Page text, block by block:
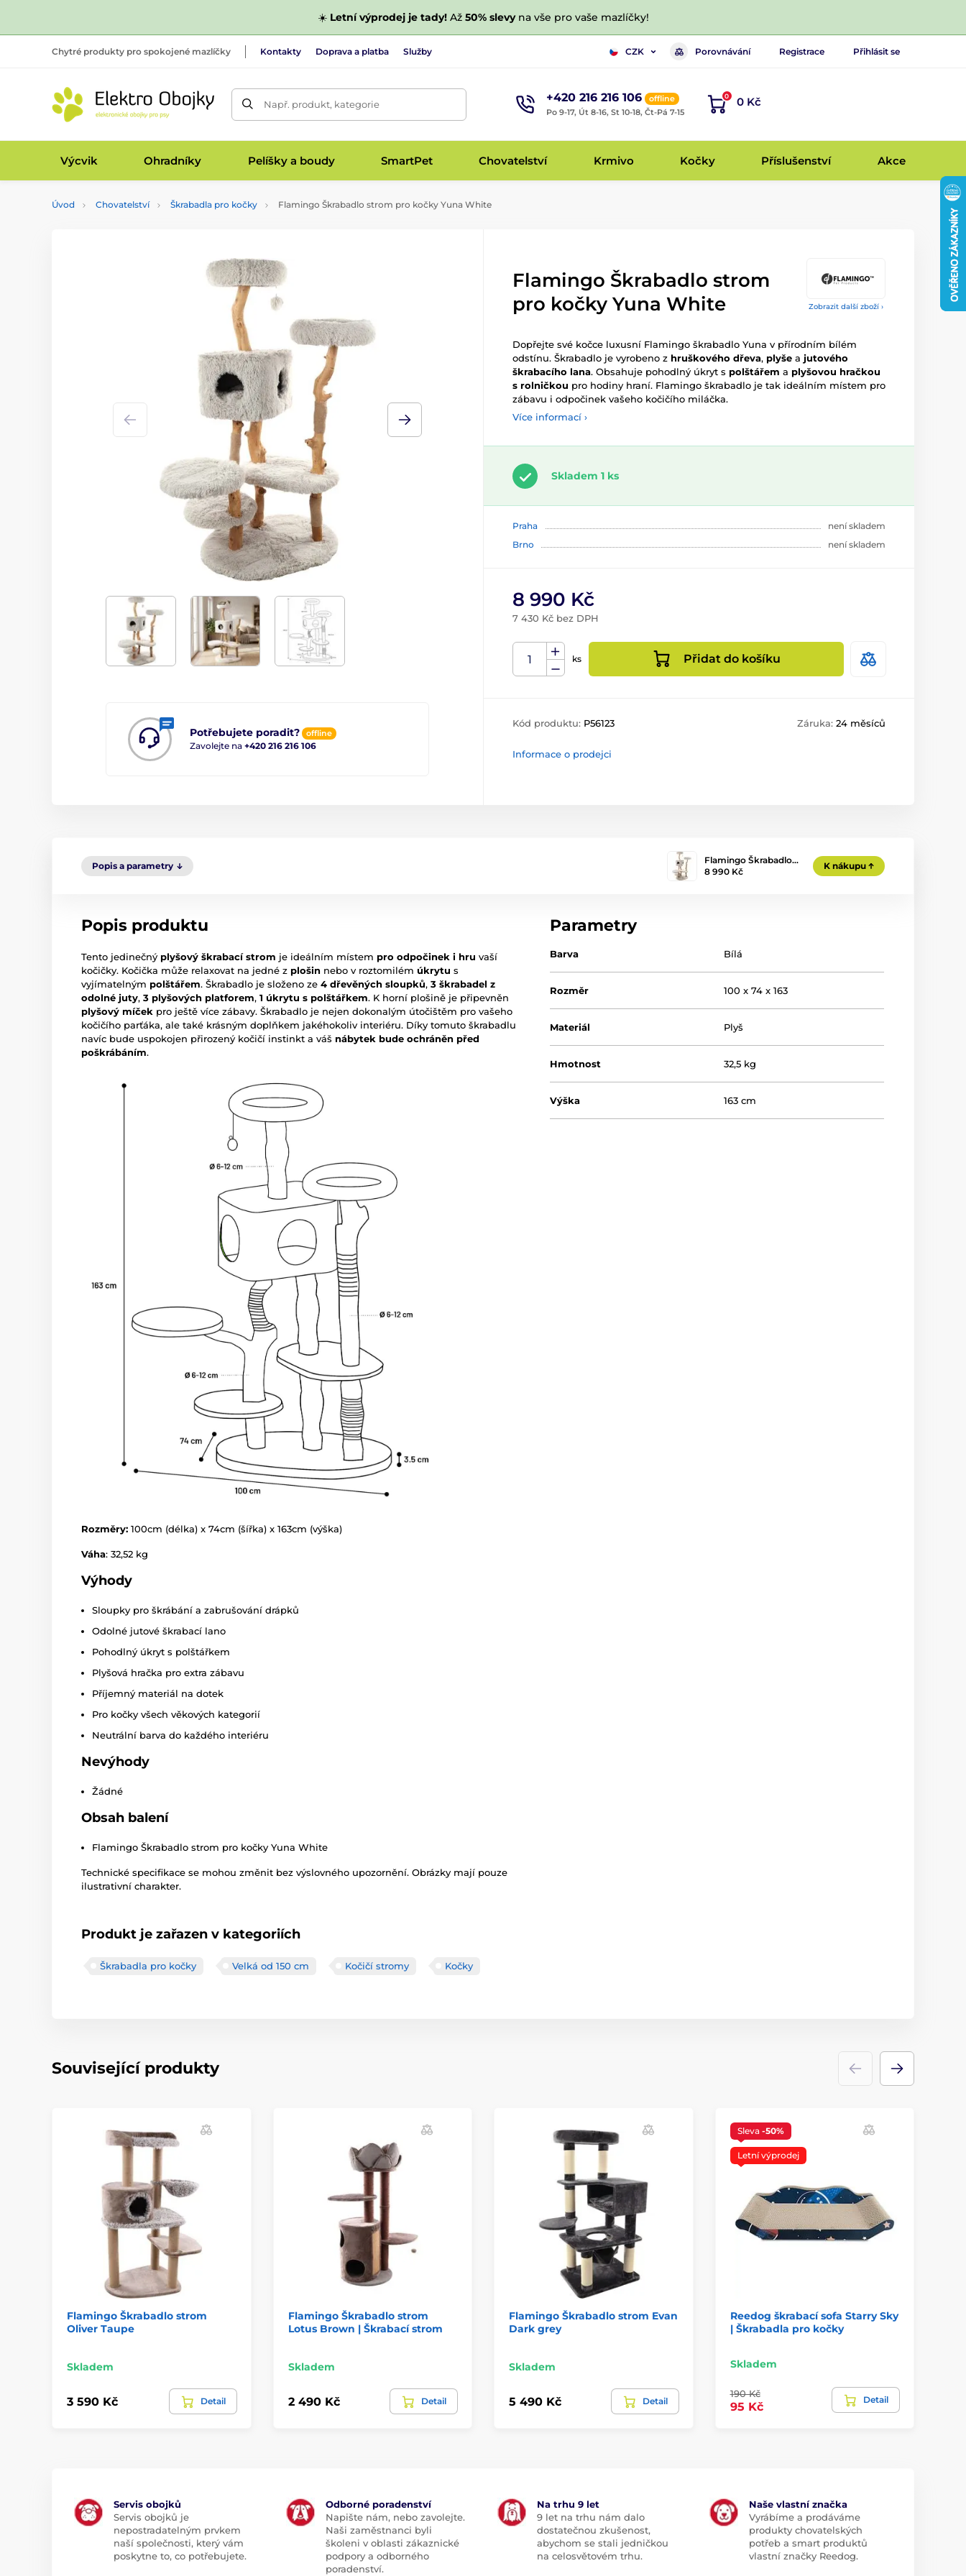
☀️ Letní výprodej je tady!Až 50% slevyna vše pro vaše mazlíčky!
Chytré produkty pro spokojené mazlíčky Kontakty Doprava a platba Služby CZK Porovnávání Registrace Přihlásit se
Např. produkt, kategorie +420 216 216 106
offline
Po 9-17, Út 8-16, St 10-18, Čt-Pá 7-15
0 0 Kč
Výcvik Ohradníky Pelíšky a boudy SmartPet Chovatelství Krmivo Kočky Příslušenství Akce
Úvod Chovatelství Škrabadla pro kočky Flamingo Škrabadlo strom pro kočky Yuna White
Zobrazit další zboží ›
Potřebujete poradit? offline
Zavolejte na +420 216 216 106
Flamingo Škrabadlo strom
pro kočky Yuna White
Dopřejte své kočce luxusní Flamingo škrabadlo Yuna v přírodním bílém
odstínu. Škrabadlo je vyrobeno z hruškového dřeva, plyše a jutového
škrabacího lana. Obsahuje pohodlný úkryt s polštářem a plyšovou hračkou
s rolničkou pro hodiny hraní. Flamingo škrabadlo je tak ideálním místem pro
zábavu i odpočinek vašeho kočičího miláčka.
Více informací ›
Skladem 1 ks
Praha
není skladem
Brno
není skladem
8 990 Kč
7 430 Kč bez DPH
ks Přidat do košíku
Kód produktu: P56123 Záruka: 24 měsíců
Informace o prodejci
Popis a parametry
Flamingo Škrabadlo…
8 990 Kč
K nákupu
Popis produktu
Tento jedinečný plyšový škrabací strom je ideálním místem pro odpočinek i hru vaší
kočičky. Kočička může relaxovat na jedné z plošin nebo v roztomilém úkrytu s
vyjímatelným polštářem. Škrabadlo je složeno ze 4 dřevěných sloupků, 3 škrabadel z
odolné juty, 3 plyšových platforem, 1 úkrytu s polštářkem. K horní plošině je připevněn
plyšový míček pro ještě více zábavy. Škrabadlo je nejen dokonalým útočištěm pro vašeho
kočičího parťáka, ale také krásným doplňkem jakéhokoliv interiéru. Díky tomuto škrabadlu
navíc bude uspokojen přirozený kočičí instinkt a váš nábytek bude ochráněn před
poškrábáním.
Rozměry: 100cm (délka) x 74cm (šířka) x 163cm (výška)
Váha: 32,52 kg
Výhody
Sloupky pro škrábání a zabrušování drápků
Odolné jutové škrabací lano
Pohodlný úkryt s polštářkem
Plyšová hračka pro extra zábavu
Příjemný materiál na dotek
Pro kočky všech věkových kategorií
Neutrální barva do každého interiéru
Nevýhody
Žádné
Obsah balení
Flamingo Škrabadlo strom pro kočky Yuna White
Technické specifikace se mohou změnit bez výslovného upozornění. Obrázky mají pouze
ilustrativní charakter.
Produkt je zařazen v kategoriích
Škrabadla pro kočky Velká od 150 cm Kočičí stromy Kočky
Parametry
Barva Bílá
Rozměr 100 x 74 x 163
Materiál Plyš
Hmotnost 32,5 kg
Výška 163 cm
Související produkty
Flamingo Škrabadlo strom
Oliver Taupe
Skladem
3 590 Kč Detail
Flamingo Škrabadlo strom
Lotus Brown | Škrabací strom
Skladem
2 490 Kč Detail
Flamingo Škrabadlo strom Evan
Dark grey
Skladem
5 490 Kč Detail
Sleva -50%
Letní výprodej
Reedog škrabací sofa Starry Sky
| Škrabadla pro kočky
Skladem
190 Kč
95 Kč
Detail
Servis obojků
Servis obojků je
nepostradatelným prvkem
naší společnosti, který vám
poskytne to, co potřebujete.
Odborné poradenství
Napište nám, nebo zavolejte.
Naši zaměstnanci byli
školeni v oblasti zákaznické
podpory a odborného
poradenství.
Na trhu 9 let
9 let na trhu nám dalo
dostatečnou zkušenost,
abychom se stali jedničkou
na celosvětovém trhu.
Naše vlastní značka
Vyrábíme a prodáváme
produkty chovatelských
potřeb a smart produktů
vlastní značky Reedog.